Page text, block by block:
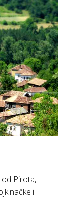
od Pirota,
i